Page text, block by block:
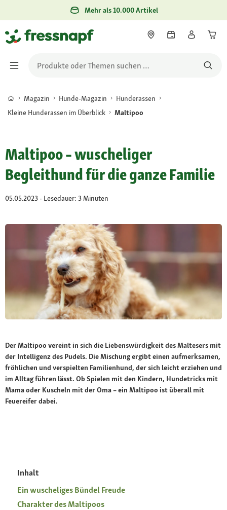
Mehr als 10.000 Artikel
Magazin Hunde-Magazin
Hunderassen
Kleine Hunderassen im Überblick
Maltipoo
Maltipoo – wuscheliger
Begleithund für die ganze Familie
05.05.2023 - Lesedauer: 3 Minuten
Der Maltipoo vereint in sich die Liebenswürdigkeit des Maltesers mit
der Intelligenz des Pudels. Die Mischung ergibt einen aufmerksamen,
fröhlichen und verspielten Familienhund, der sich leicht erziehen und
im Alltag führen lässt. Ob Spielen mit den Kindern, Hundetricks mit
Mama oder Kuscheln mit der Oma – ein Maltipoo ist überall mit
Feuereifer dabei.
Inhalt
Ein wuscheliges Bündel Freude
Charakter des Maltipoos